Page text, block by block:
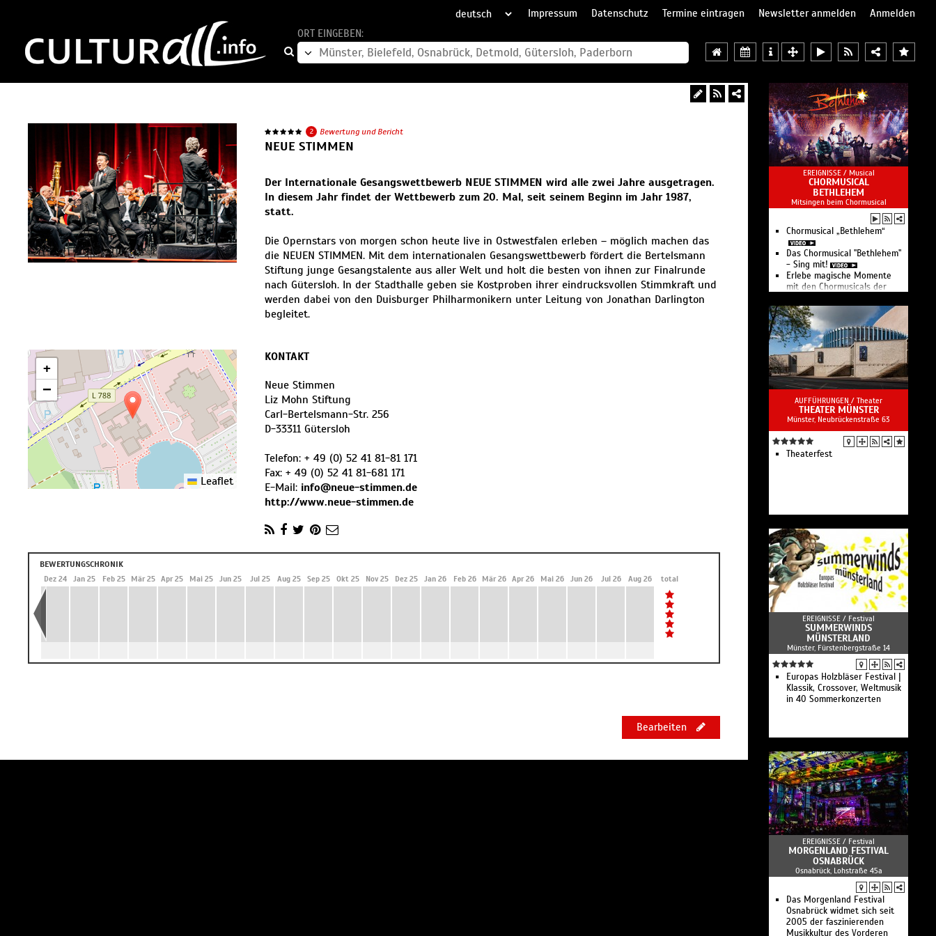
Impressum Datenschutz Termine eintragen Newsletter anmelden
Anmelden
ORT EINGEBEN:
2 Bewertung und Bericht
NEUE STIMMEN
Der Internationale Gesangswettbewerb NEUE STIMMEN wird alle zwei Jahre ausgetragen.
In diesem Jahr findet der Wettbewerb zum 20. Mal, seit seinem Beginn im Jahr 1987,
statt.
Die Opernstars von morgen schon heute live in Ostwestfalen erleben – möglich machen das
die NEUEN STIMMEN. Mit dem internationalen Gesangswettbewerb fördert die Bertelsmann
Stiftung junge Gesangstalente aus aller Welt und holt die besten von ihnen zur Finalrunde
nach Gütersloh. In der Stadthalle geben sie Kostproben ihrer eindrucksvollen Stimmkraft und
werden dabei von den Duisburger Philharmonikern unter Leitung von Jonathan Darlington
begleitet.
+
−
Leaflet
KONTAKT
Neue Stimmen
Liz Mohn Stiftung
Carl-Bertelsmann-Str. 256
D-33311 Gütersloh
Telefon: + 49 (0) 52 41 81-81 171
Fax: + 49 (0) 52 41 81-681 171
E-Mail: info@neue-stimmen.de
http://www.neue-stimmen.de
BEWERTUNGSCHRONIK
Dez 24 Jan 25 Feb 25 Mär 25 Apr 25 Mai 25 Jun 25 Jul 25 Aug 25 Sep 25 Okt 25 Nov 25 Dez 25 Jan 26 Feb 26 Mär 26 Apr 26 Mai 26 Jun 26 Jul 26 Aug 26 total
Bearbeiten
EREIGNISSE / Musical
CHORMUSICAL
BETHLEHEM
Mitsingen beim Chormusical
Chormusical „Bethlehem“
Das Chormusical "Bethlehem"
- Sing mit!
Erlebe magische Momente
mit den Chormusicals der
AUFFÜHRUNGEN / Theater
THEATER MÜNSTER
Münster, Neubrückenstraße 63
Theaterfest
EREIGNISSE / Festival
SUMMERWINDS
MÜNSTERLAND
Münster, Fürstenbergstraße 14
Europas Holzbläser Festival |
Klassik, Crossover, Weltmusik
in 40 Sommerkonzerten
EREIGNISSE / Festival
MORGENLAND FESTIVAL
OSNABRÜCK
Osnabrück, Lohstraße 45a
Das Morgenland Festival
Osnabrück widmet sich seit
2005 der faszinierenden
Musikkultur des Vorderen